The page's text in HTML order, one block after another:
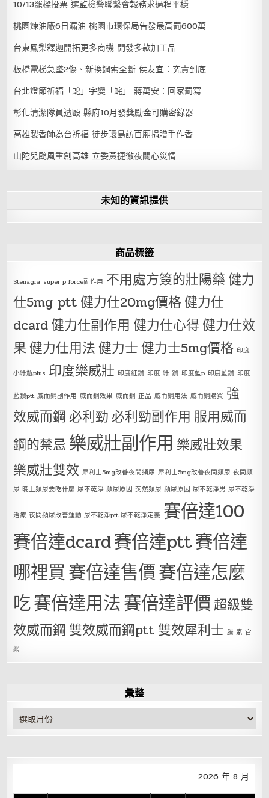
10/13罷樑投票 選監檢警聯繫會報務求過程平穩
桃園煉油廠6日漏油 桃園市環保局告發最高罰600萬
台東鳳梨釋迦開拓更多商機 開發多款加工品
板橋電梯急墜2傷、新換鋼索全斷 侯友宜：究責到底
台北燈節祈福「蛇」字變「䖳」 蔣萬安：回家罰寫
彰化清潔隊員遭毆 縣府10月發獎勵金可購密錄器
高雄製香師為台祈福 徒步環島訪百廟捐贈手作香
山陀兒颱風重創高雄 立委黃捷徹夜關心災情
未知的資訊提供
商品標籤
Stenagra super p force副作用 不用處方簽的壯陽藥健力
仕5mg ptt健力仕20mg價格健力仕
dcard健力仕副作用 健力仕心得健力仕效
果健力仕用法健力士健力士5mg價格 印度
小綠瓶plus 印度樂威壯 印度紅鑽 印度 綠 鑽 印度藍p 印度藍鑽 印度
藍鑽ptt 威而鋼副作用 威而鋼效果 威而鋼 正品 威而鋼用法 威而鋼購買 強
效威而鋼 必利勁 必利勁副作用 服用威而
鋼的禁忌 樂威壯副作用 樂威壯效果
樂威壯雙效 犀利士5mg改善夜間頻尿 犀利士5mg改善夜間頻尿 夜間頻
尿 晚上頻尿要吃什麼 尿不乾淨 頻尿原因 突然頻尿 頻尿原因 尿不乾淨男 尿不乾淨
治療 夜間頻尿改善運動 尿不乾淨ptt 尿不乾淨定義 賽倍達100
賽倍達dcard賽倍達ptt賽倍達
哪裡買賽倍達售價賽倍達怎麼
吃賽倍達用法賽倍達評價超級雙
效威而鋼 雙效威而鋼ptt 雙效犀利士 騰 素 官
網
彙整
彙
整
2026 年 8 月